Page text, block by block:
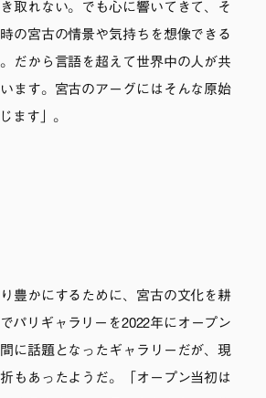
取れない。でも心に響いてきて、そ
の宮古の情景や気持ちを想像できる
だから言語を超えて世界中の人が共
ます。宮古のアーグにはそんな原始
ます」。
豊かにするために、宮古の文化を耕
パリギャラリーを2022年にオープン
に話題となったギャラリーだが、現
もあったようだ。「オープン当初は